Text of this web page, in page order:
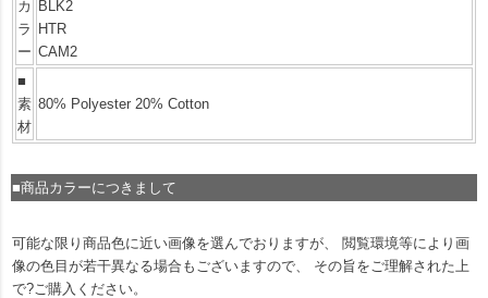
カ
ラ
ー
BLK2
HTR
CAM2
■
素
材
80% Polyester 20% Cotton
■商品カラーにつきまして
可能な限り商品色に近い画像を選んでおりますが、 閲覧環境等により画
像の色目が若干異なる場合もございますので、 その旨をご理解された上
で?ご購入ください。